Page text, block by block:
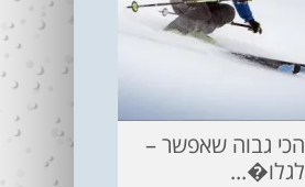
הכי גבוה שאפשר –
לגלו�...